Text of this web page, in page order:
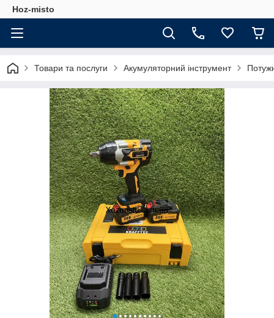
Hoz-misto
Товари та послуги Акумуляторний інструмент